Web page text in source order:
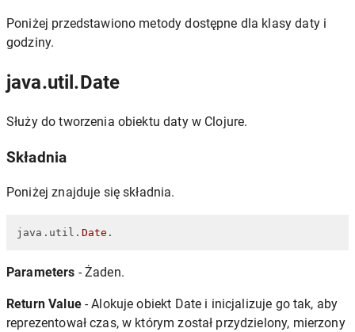
Poniżej przedstawiono metody dostępne dla klasy daty i
godziny.
java.util.Date
Służy do tworzenia obiektu daty w Clojure.
Składnia
Poniżej znajduje się składnia.
java.util. Date .
Parameters - Żaden.
Return Value- Alokuje obiekt Date i inicjalizuje go tak, aby
reprezentował czas, w którym został przydzielony, mierzony